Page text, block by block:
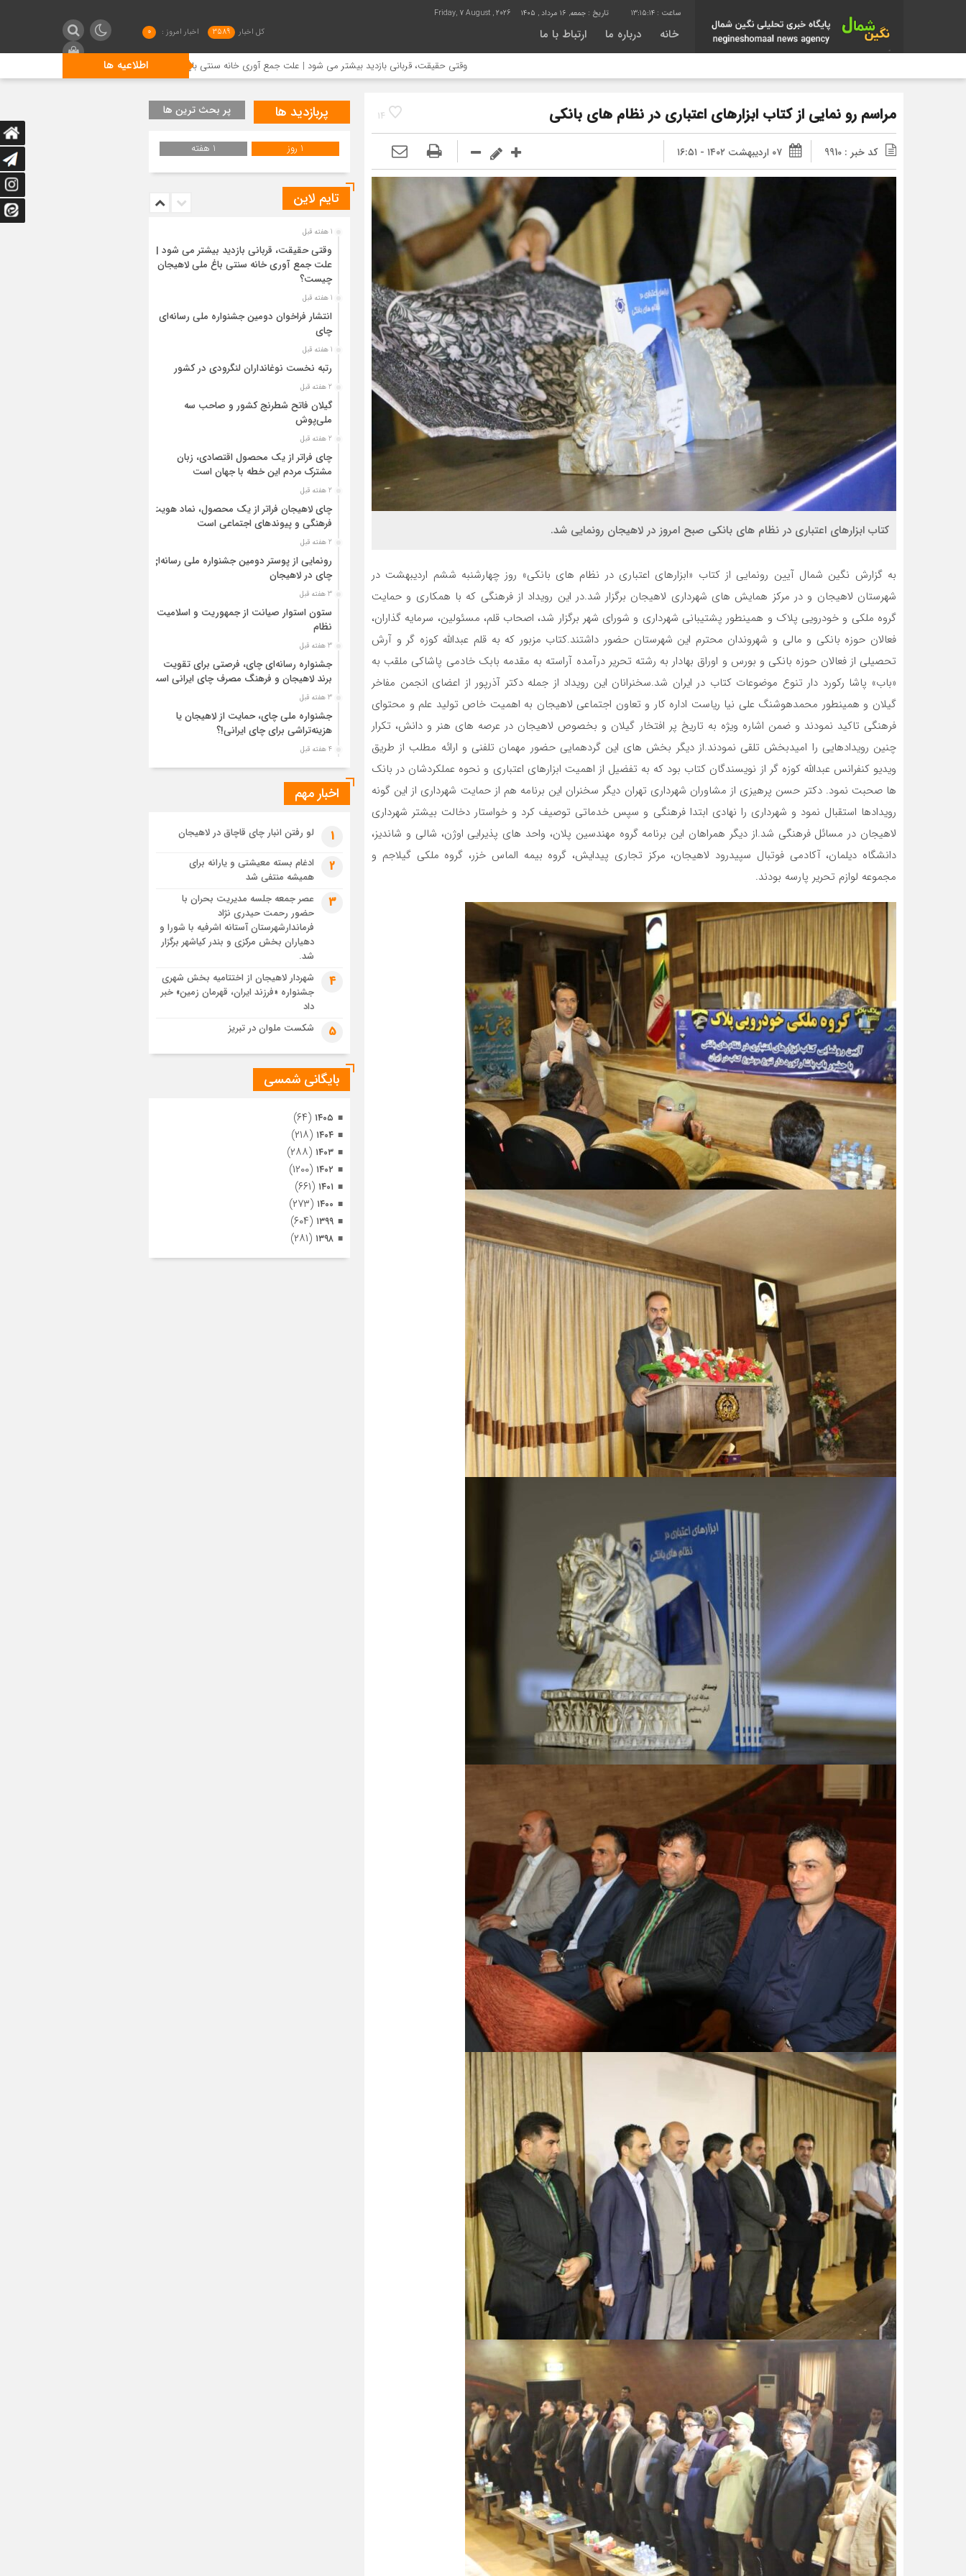
13:15:16 تاریخ : جمعه, ۱۶ مرداد , ۱۴۰۵ Friday, 7 August , 2026
خانه درباره ما ارتباط با ما کل اخبار 3589 اخبار امروز : 0
اطلاعیه ها وقتی حقیقت، قربانی بازدید بیشتر می شود | علت جمع آوری خانه سنتی باغ ملی لاهیجان چیست؟ انتشار فراخوان دومین جشنواره ملی
14 مراسم رو نمایی از کتاب ابزارهای اعتباری در نظام های بانکی
کد خبر : 9910 ۰۷ اردیبهشت ۱۴۰۲ - ۱۶:۵۱
کتاب ابزارهای اعتباری در نظام های بانکی صبح امروز در لاهیجان رونمایی شد.
به گزارش نگین شمال آیین رونمایی از کتاب «ابزارهای اعتباری در نظام های بانکی» روز چهارشنبه ششم اردیبهشت در
شهرستان لاهیجان و در مرکز همایش های شهرداری لاهیجان برگزار شد.در این رویداد از فرهنگی که با همکاری و حمایت
گروه ملکی و خودرویی پلاک و همینطور پشتیبانی شهرداری و شورای شهر برگزار شد، اصحاب قلم، مسئولین، سرمایه گذاران،
فعالان حوزه بانکی و مالی و شهروندان محترم این شهرستان حضور داشتند.کتاب مزبور که به قلم عبدالله کوزه گر و آرش
تحصیلی از فعالان حوزه بانکی و بورس و اوراق بهادار به رشته تحریر درآمده آراسته به مقدمه بابک خادمی پاشاکی ملقب به
«باب» پاشا رکورد دار تنوع موضوعات کتاب در ایران شد.سخنرانان این رویداد از جمله دکتر آذرپور از اعضای انجمن مفاخر
گیلان و همینطور محمدهوشنگ علی نیا ریاست اداره کار و تعاون اجتماعی لاهیجان به اهمیت خاص تولید علم و محتوای
فرهنگی تاکید نمودند و ضمن اشاره ویژه به تاریخ پر افتخار گیلان و بخصوص لاهیجان در عرصه های هنر و دانش، تکرار
چنین رویدادهایی را امیدبخش تلقی نمودند.از دیگر بخش های این گردهمایی حضور مهمان تلفنی و ارائه مطلب از طریق
ویدیو کنفرانس عبدالله کوزه گر از نویسندگان کتاب بود که به تفضیل از اهمیت ابزارهای اعتباری و نحوه عملکردشان در بانک
ها صحبت نمود. دکتر حسن پرهیزی از مشاوران شهرداری تهران دیگر سخنران این برنامه هم از حمایت شهرداری از این گونه
رویدادها استقبال نمود و شهرداری را نهادی ابتدا فرهنگی و سپس خدماتی توصیف کرد و خواستار دخالت بیشتر شهرداری
لاهیجان در مسائل فرهنگی شد.از دیگر همراهان این برنامه گروه مهندسین پلان، واحد های پذیرایی اوژن، شالی و شاندیز،
دانشگاه دیلمان، آکادمی فوتبال سپیدرود لاهیجان، مرکز تجاری پیدایش، گروه بیمه الماس خزر، گروه ملکی گیلاجم و
مجموعه لوازم تحریر پارسه بودند.
پربازدید ها پر بحث ترین ها
1 روز 1 هفته
تایم لاین
1 هفته قبل
وقتی حقیقت، قربانی بازدید بیشتر می شود |
علت جمع آوری خانه سنتی باغ ملی لاهیجان
چیست؟
1 هفته قبل
انتشار فراخوان دومین جشنواره ملی رسانه‌ای
چای
1 هفته قبل
رتبه نخست نوغانداران لنگرودی در کشور
2 هفته قبل
گیلان فاتح شطرنج کشور و صاحب سه
ملی‌پوش
2 هفته قبل
چای فراتر از یک محصول اقتصادی، زبان
مشترک مردم این خطه با جهان است
2 هفته قبل
چای لاهیجان فراتر از یک محصول، نماد هویت
فرهنگی و پیوندهای اجتماعی است
2 هفته قبل
رونمایی از پوستر دومین جشنواره ملی رسانه‌ای
چای در لاهیجان
3 هفته قبل
ستون استوار صیانت از جمهوریت و اسلامیت
نظام
3 هفته قبل
جشنواره رسانه‌ای چای، فرصتی برای تقویت
برند لاهیجان و فرهنگ مصرف چای ایرانی است
3 هفته قبل
جشنواره ملی چای، حمایت از لاهیجان یا
هزینه‌تراشی برای چای ایرانی!؟
4 هفته قبل
پیکر مطهر رهبر شهید انقلاب در حرم مطهر
رضوی آرام گرفت
آخر در آستان امام رئوف
تصاویر هوایی مراسم تشییع پیکر مطهر آقای
شهید ایران – مشهد
4 هفته قبل
مراسم تشییع پیکر مطهر آقای شهید ایران –
مشهد
تصاویری از تراکم جمعیت حاضر در میدان
ثورهالعشرین نجف اشرف
اخبار مهم
1 لو رفتن انبار چای قاچاق در لاهیجان
2
ادغام بسته معیشتی و یارانه برای
همیشه منتفی شد
3
عصر جمعه جلسه مدیریت بحران با
حضور رحمت حیدری نژاد
فرماندارشهرستان آستانه اشرفیه با شورا و
دهیاران بخش مرکزی و بندر کیاشهر برگزار
شد.
4
شهردار لاهیجان از اختتامیه بخش شهری
جشنواره «فرزند ایران، قهرمان زمین» خبر
داد
5 شکست ملوان در تبریز
بایگانی شمسی
۱۴۰۵ (۶۴)
۱۴۰۴ (۲۱۸)
۱۴۰۳ (۲۸۸)
۱۴۰۲ (۱۲۰۰)
۱۴۰۱ (۶۶۱)
۱۴۰۰ (۲۷۳)
۱۳۹۹ (۶۰۴)
۱۳۹۸ (۲۸۱)